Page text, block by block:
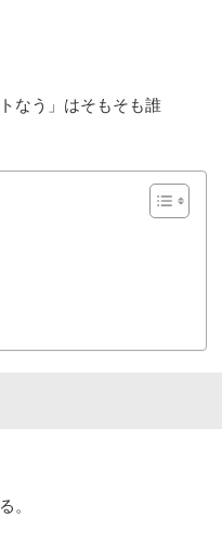
なう」はそもそも誰
。